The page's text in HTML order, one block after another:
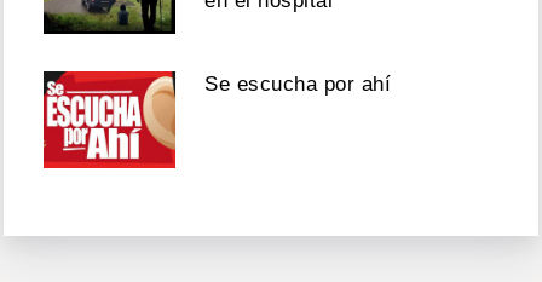
Se escucha por ahí